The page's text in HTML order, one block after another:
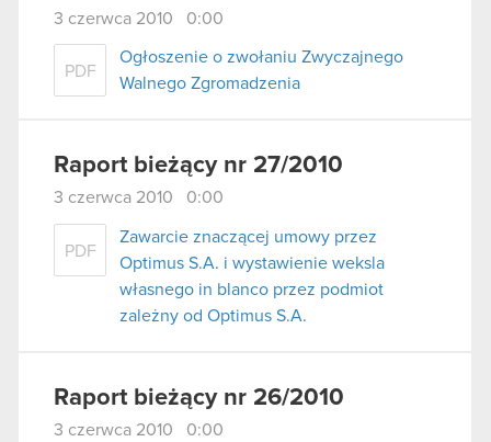
3 czerwca 2010 0:00
PDF
Ogłoszenie o zwołaniu Zwyczajnego
Walnego Zgromadzenia
Raport bieżący nr 27/2010
3 czerwca 2010 0:00
PDF
Zawarcie znaczącej umowy przez
Optimus S.A. i wystawienie weksla
własnego in blanco przez podmiot
zależny od Optimus S.A.
Raport bieżący nr 26/2010
3 czerwca 2010 0:00